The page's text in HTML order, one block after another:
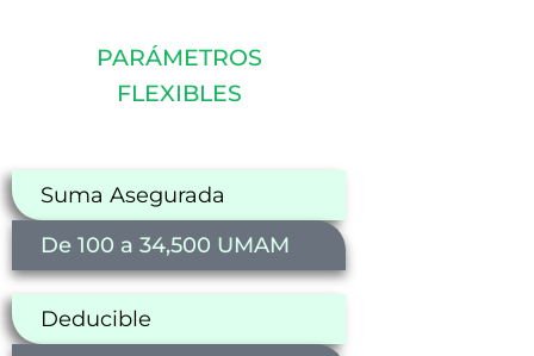
PARÁMETROS
FLEXIBLES
Suma Asegurada
De 100 a 34,500 UMAM
Deducible